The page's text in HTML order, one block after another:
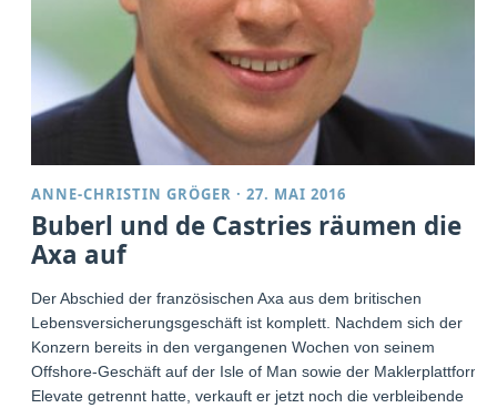
ANNE-CHRISTIN GRÖGER ·27. MAI 2016
Buberl und de Castries räumen die
Axa auf
Der Abschied der französischen Axa aus dem britischen
Lebensversicherungsgeschäft ist komplett. Nachdem sich der
Konzern bereits in den vergangenen Wochen von seinem
Offshore-Geschäft auf der Isle of Man sowie der Maklerplattform
Elevate getrennt hatte, verkauft er jetzt noch die verbleibende